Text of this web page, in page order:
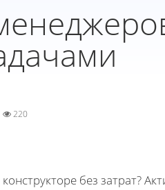
220
без затрат?